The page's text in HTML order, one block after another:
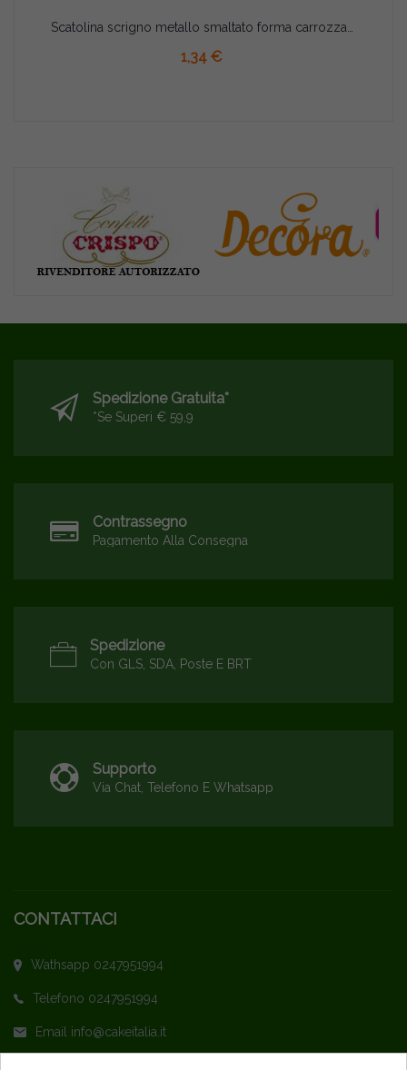
1,34 €
Spedizione Gratuita*
*se Superi € 59,9
Contrassegno
Pagamento Alla Consegna
Spedizione
Con GLS, SDA, Poste E BRT
Supporto
Via Chat, Telefono E Whatsapp
CONTATTACI
Wathsapp 0247951994
Telefono 0247951994
Email info@cakeitalia.it